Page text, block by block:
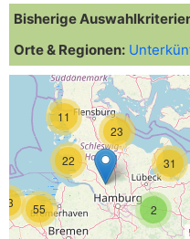
Bisherige
Orte & Regionen:
2
31
43 55
23
22
11